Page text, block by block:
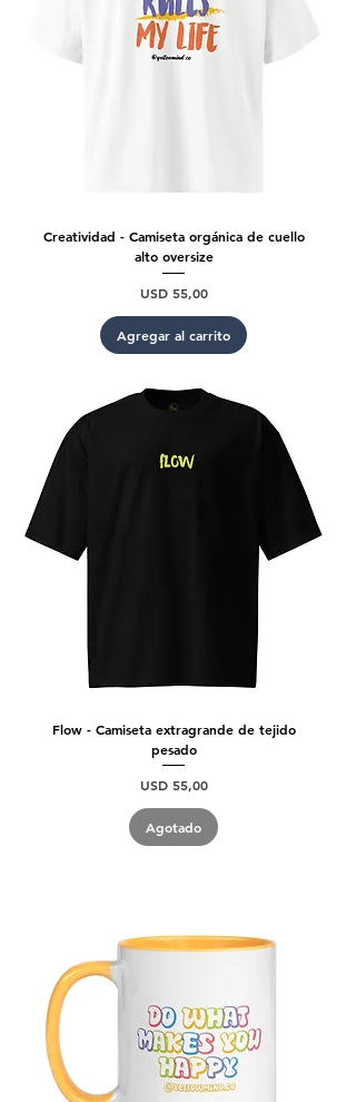
Creatividad - Camiseta orgánica de cuello
alto oversize
Precio
USD 55,00
Agregar al carrito
Flow - Camiseta extragrande de tejido
pesado
Precio
USD 55,00
Agotado